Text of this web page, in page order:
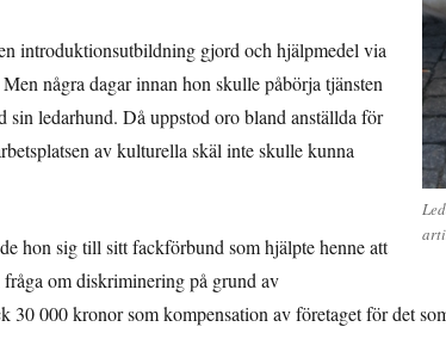
introduktionsutbildning gjord och hjälpmedel via
några dagar innan hon skulle påbörja tjänsten
sin ledarhund. Då uppstod oro bland anställda för
av kulturella skäl inte skulle kunna
hon sig till sitt fackförbund som hjälpte henne att
om diskriminering på grund av
30 000 kronor som kompensation av företaget för det